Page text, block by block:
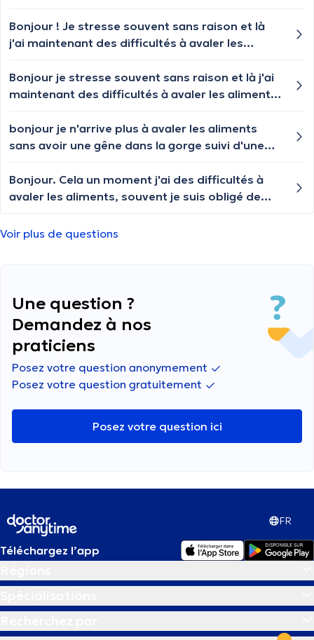
Bonjour ! Je stresse souvent sans raison et là
j'ai maintenant des difficultés à avaler les
faire du ventail au niveau de ma gorge ça peut
être dû à quoi svp ?
Bonjour je stresse souvent sans raison et là j'ai
maintenant des difficultés à avaler les aliments
ventail au niveau de ma gorge ça peut être dû à
quoi svp ?
bonjour je n'arrive plus à avaler les aliments
sans avoir une gêne dans la gorge suivi d'une
merci à vous pour votre réponse
Bonjour. Cela un moment j'ai des difficultés à
avaler les aliments, souvent je suis obligé de
puisse descendre. Je précise que je n'ai pas mal
Voir plus de questions
Une question ?
Demandez à nos
praticiens
Posez votre question anonymement
Posez votre question gratuitement
Posez votre question ici
FR
Téléchargez l’app